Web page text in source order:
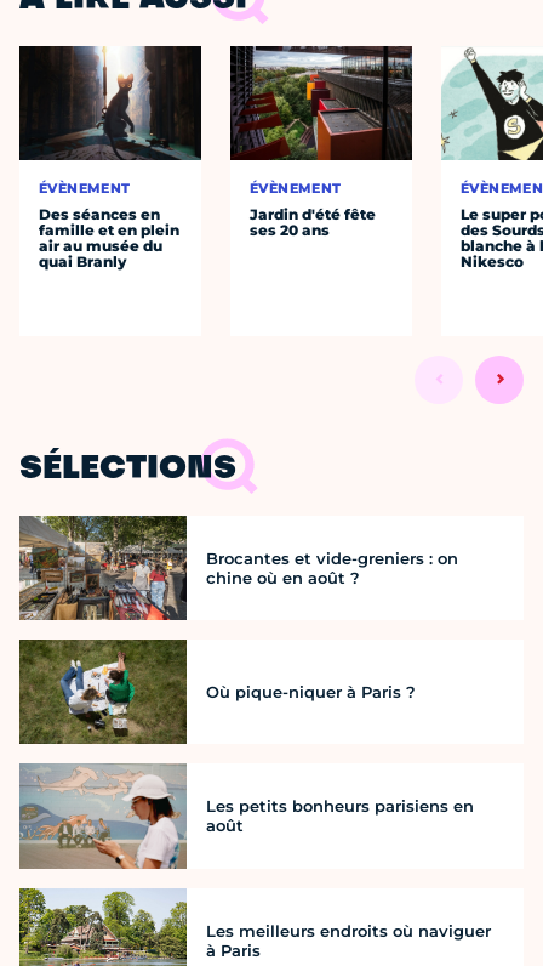
ÉVÈNEMENT
Des séances en
famille et en plein
air au musée du
quai Branly
ÉVÈNEMENT
Jardin d'été fête
ses 20 ans
Le super
des
blanche à
Nikesco
SÉLECTIONS
Brocantes et vide-greniers : on
chine où en août ?
Où pique-niquer à Paris ?
Les petits bonheurs parisiens en
août
Les meilleurs endroits où naviguer
à Paris